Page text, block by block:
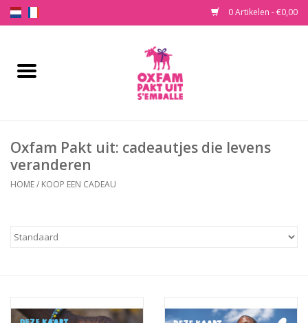
0 Artikelen - €0,00
Home
Onze cadeau’s
Wat is Oxfam Pakt Uit?
Oxfam Pakt uit: cadeautjes die levens
veranderen
HOME/ KOOP EEN CADEAU